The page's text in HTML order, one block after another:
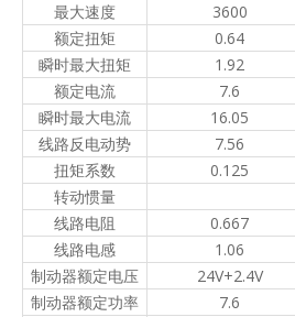
最大速度
3600
额定扭矩
0.64
瞬时最大扭矩
1.92
额定电流
7.6
瞬时最大电流
16.05
线路反电动势
7.56
扭矩系数
0.125
转动惯量
线路电阻
0.667
线路电感
1.06
制动器额定电压
24V+2.4V
制动器额定功率
7.6